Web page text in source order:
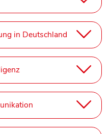
in Deutschland